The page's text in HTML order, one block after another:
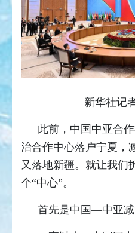
新华社记
此前，中国中亚合
治合作中心落户宁夏，
又落地新疆。就让我们
个“中心”。
首先是中国—中亚减